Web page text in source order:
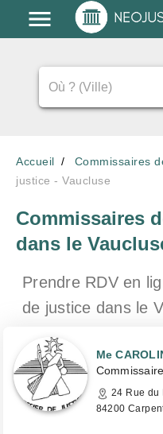
Accueil Commissaires
justice - Vaucluse
Commissaires
dans le
Prendre RDV en
de justice dans le
Me
24 Rue du
84200